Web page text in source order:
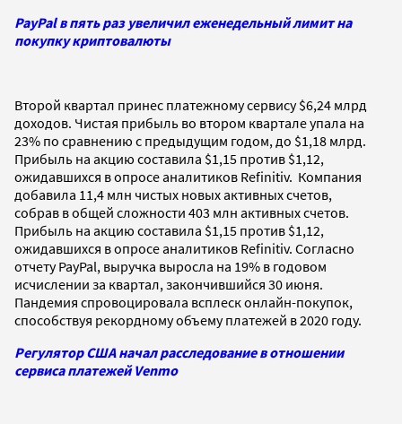
PayPal в пять раз увеличил еженедельный лимит на
покупку криптовалюты
Второй квартал принес платежному сервису $6,24 млрд
доходов. Чистая прибыль во втором квартале упала на
23% по сравнению с предыдущим годом, до $1,18 млрд.
Прибыль на акцию составила $1,15 против $1,12,
ожидавшихся в опросе аналитиков Refinitiv. Компания
добавила 11,4 млн чистых новых активных счетов,
собрав в общей сложности 403 млн активных счетов.
Прибыль на акцию составила $1,15 против $1,12,
ожидавшихся в опросе аналитиков Refinitiv. Согласно
отчету PayPal, выручка выросла на 19% в годовом
исчислении за квартал, закончившийся 30 июня.
Пандемия спровоцировала всплеск онлайн-покупок,
способствуя рекордному объему платежей в 2020 году.
Регулятор США начал расследование в отношении
сервиса платежей Venmo